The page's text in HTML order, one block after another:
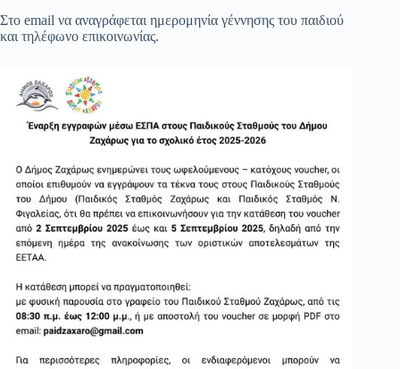
Στο email να αναγράφεται ημερομηνία γέννησης του παιδιού
και τηλέφωνο επικοινωνίας.